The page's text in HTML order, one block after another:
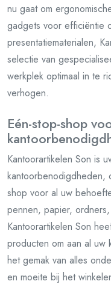
nu gaat om
gadgets voor efficiëntie
presentatiematerialen,
selectie van
werkplek optimaal in te
verhogen.
Eén-stop-shop
Kantoorartikelen Son is
kantoorbenodigdheden,
shop voor al uw
pennen, papier,
Kantoorartikelen Son
producten om aan al
het gemak van alles
en moeite bij het